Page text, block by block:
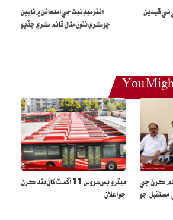
فيس ۾ پنجاهه سيڪڙو، ون ڊي ۾ پنجويهه
تصوير پي سي بي جي ٿورن سان
کي چئن ڪيٽيگريز ۾ ورهايو ويو آهي، اي
ڪيٽيگري ۾ ٽي رانديگر شامل آهن جن جي معاوضي ۾ 202 سيڪڙو
تي قيدين
انٽرميڊئيٽ جي امتحانن ۾ نابين
ڇوڪري نئون مثال قائم ڪري ڇڏيو
You
ختم ڪرڻ جي
جو
ميٽرو بس سروس 11 آگسٽ کان بند ڪرڻ
جو اعلان